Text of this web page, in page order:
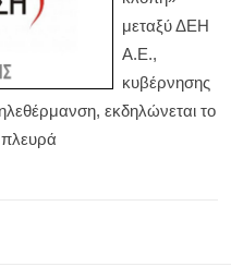
μεταξύ ΔΕΗ
Α.Ε.,
κυβέρνησης
εκδηλώνεται το
πλευρά